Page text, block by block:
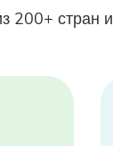
200+ стран